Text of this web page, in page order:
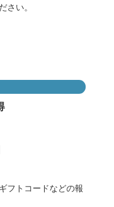
さい。
フトコードなどの報